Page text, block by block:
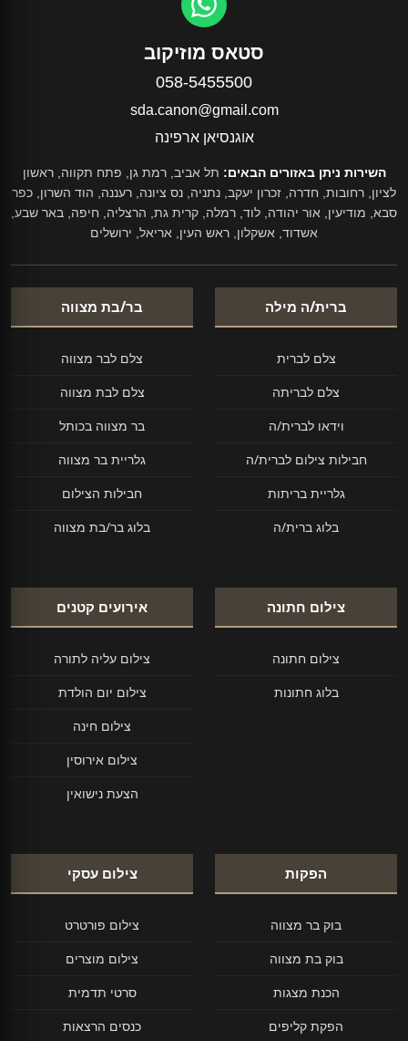
סטאס מוזיקוב
058-5455500
sda.canon@gmail.com
אוגנסיאן ארפינה
השירות ניתן באזורים הבאים: תל אביב, רמת גן, פתח תקווה, ראשון
לציון, רחובות, חדרה, זכרון יעקב, נתניה, נס ציונה, רעננה, הוד השרון, כפר
סבא, מודיעין, אור יהודה, לוד, רמלה, קרית גת, הרצליה, חיפה, באר שבע,
אשדוד, אשקלון, ראש העין, אריאל, ירושלים
ברית/ה מילה
צלם לברית
צלם לבריתה
וידאו לברית/ה
חבילות צילום לברית/ה
גלריית בריתות
בלוג ברית/ה
בר/בת מצווה
צלם לבר מצווה
צלם לבת מצווה
בר מצווה בכותל
גלריית בר מצווה
חבילות הצילום
בלוג בר/בת מצווה
צילום חתונה
צילום חתונה
בלוג חתונות
אירועים קטנים
צילום עליה לתורה
צילום יום הולדת
צילום חינה
צילום אירוסין
הצעת נישואין
הפקות
בוק בר מצווה
בוק בת מצווה
הכנת מצגות
הפקת קליפים
צילום עסקי
צילום פורטרט
צילום מוצרים
סרטי תדמית
כנסים הרצאות